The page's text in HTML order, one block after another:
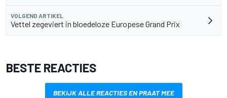
VOLGEND ARTIKEL
Vettel zegeviert in bloedeloze Europese Grand Prix
BESTE REACTIES
BEKIJK ALLE REACTIES EN PRAAT MEE